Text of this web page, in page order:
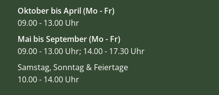
Oktober bis April (Mo - Fr)
09.00 - 13.00 Uhr
Mai bis September (Mo - Fr)
09.00 - 13.00 Uhr; 14.00 - 17.30 Uhr
Samstag, Sonntag & Feiertage
10.00 - 14.00 Uhr